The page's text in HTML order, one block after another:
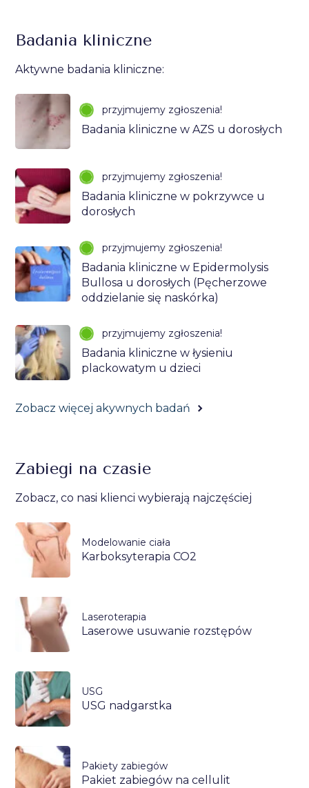
Badania kliniczne
Aktywne badania kliniczne:
przyjmujemy zgłoszenia!
Badania kliniczne w AZS u dorosłych
przyjmujemy zgłoszenia!
Badania kliniczne w pokrzywce u
dorosłych
przyjmujemy zgłoszenia!
Badania kliniczne w Epidermolysis
Bullosa u dorosłych (Pęcherzowe
oddzielanie się naskórka)
przyjmujemy zgłoszenia!
Badania kliniczne w łysieniu
plackowatym u dzieci
Zobacz więcej akywnych badań
Zabiegi na czasie
Zobacz, co nasi klienci wybierają najczęściej
Modelowanie ciała
Karboksyterapia CO2
Laseroterapia
Laserowe usuwanie rozstępów
USG
USG nadgarstka
Pakiety zabiegów
Pakiet zabiegów na cellulit